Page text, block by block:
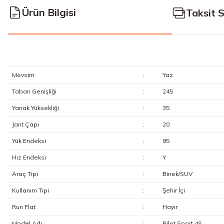
Ürün Bilgisi Taksit
Mevsim : Yaz
Taban Genişliği : 245
Yanak Yüksekliği : 35
Jant Çapı : 20
Yük Endeksi : 95
Hız Endeksi : Y
Araç Tipi : Binek/SUV
Kullanım Tipi : Şehir İçi
Run Flat : Hayır